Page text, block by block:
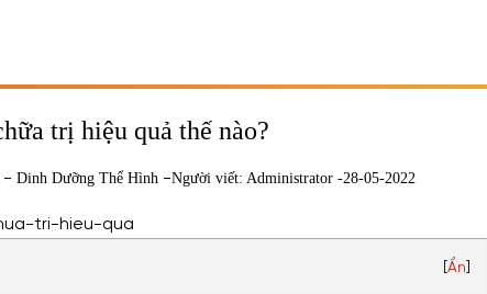
trị hiệu quả thế nào?
- Dinh Dưỡng Thể Hình -Người viết: Administrator -28-05-2022
Ẩn